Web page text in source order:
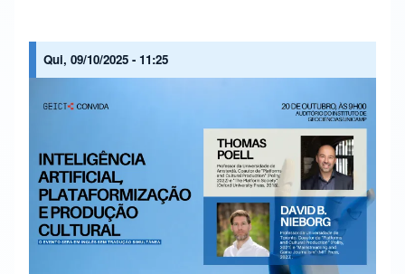
Qui, 09/10/2025 - 11:25